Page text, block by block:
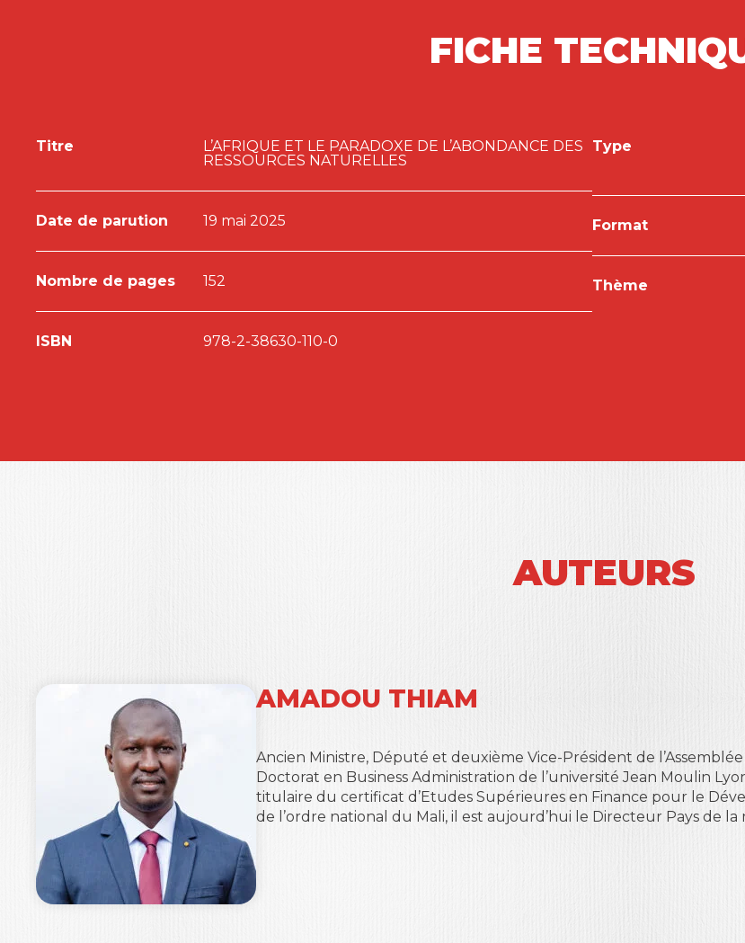
FICHE
Titre
L’AFRIQUE ET LE PARADOXE DE L’ABONDANCE DES
RESSOURCES NATURELLES
Date de parution 19 mai 2025
Nombre de pages 152
ISBN 978-2-38630-110-0
Type
Format
Thème
AUTEURS
AMADOU THIAM
Ancien Ministre, Député et deuxième Vice-Président de
Doctorat en Business Administration de l’université Jean Moulin
titulaire du certificat d’Etudes Supérieures en Finance pour le
de l’ordre national du Mali, il est aujourd’hui le Directeur Pays de